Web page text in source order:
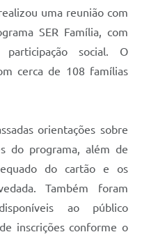
uma reunião com
SER Família, com
social. O
cerca de 108 famílias
orientações sobre
do programa, além de
do cartão e os
Também foram
ao público
inscrições conforme o